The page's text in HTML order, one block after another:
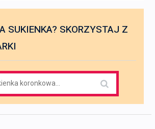
SUKIENKA? SKORZYSTAJ Z